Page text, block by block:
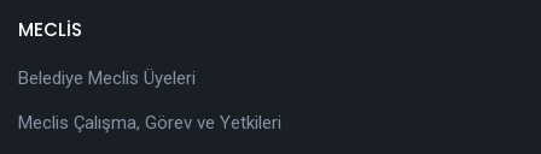
MECLİS
Belediye Meclis Üyeleri
Meclis Çalışma, Görev ve Yetkileri